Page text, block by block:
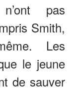
pas
Smith,
Les
le jeune
de sauver